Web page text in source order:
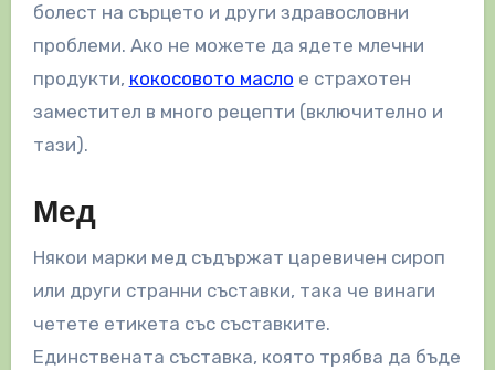
болест на сърцето и други здравословни
проблеми. Ако не можете да ядете млечни
продукти, кокосовото масло е страхотен
заместител в много рецепти (включително и
тази).
Мед
Някои марки мед съдържат царевичен сироп
или други странни съставки, така че винаги
четете етикета със съставките.
Единствената съставка, която трябва да бъде